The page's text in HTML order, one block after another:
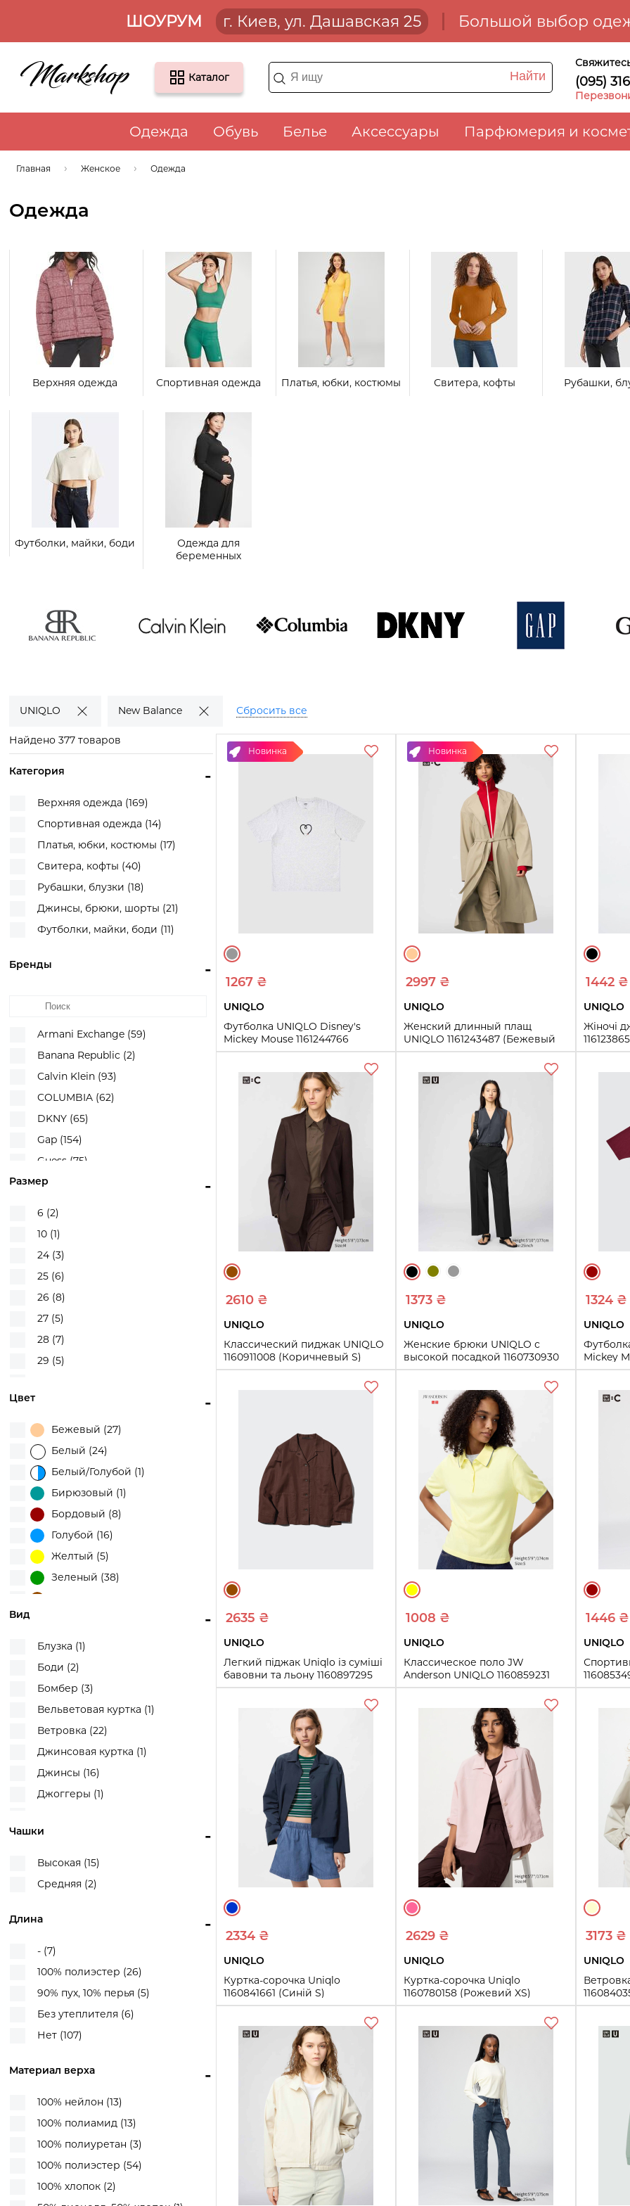
ШОУРУМ г. Киев, ул. Дашавская 25 Большой выбор
Каталог Найти (095)
Одежда Обувь Белье Аксессуары Парфюмерия и
Главная Женское Одежда
Одежда
Верхняя одежда Спортивная одежда Платья, юбки, костюмы Свитера, кофты Рубашки,
Футболки, майки, боди
Одежда для
беременных
UNIQLO New Balance Сбросить все
Найдено 377 товаров
-
Категория
Верхняя одежда (169)
Спортивная одежда (14)
Платья, юбки, костюмы (17)
Свитера, кофты (40)
Рубашки, блузки (18)
Джинсы, брюки, шорты (21)
Футболки, майки, боди (11)
-
Бренды
Armani Exchange (59)
Banana Republic (2)
Calvin Klein (93)
COLUMBIA (62)
DKNY (65)
Gap (154)
Guess (75)
Hugo Boss (1)
Zara (2)
-
Размер
6 (2)
10 (1)
24 (3)
25 (6)
26 (8)
27 (5)
28 (7)
29 (5)
XXS (1)
XS (63)
S (110)
M (123)
L (124)
XL (108)
XXL (72)
3XL (17)
W25 L31 (1)
W29 L28 (1)
W30 L30 (1)
-
Цвет
Бежевый (27)
Белый (24)
Белый/Голубой (1)
Бирюзовый (1)
Бордовый (8)
Голубой (16)
Желтый (5)
Зеленый (38)
Коричневый/Синий (1)
Красный (7)
Молочный (31)
Оранжевый (5)
Серый (39)
Синий (50)
Фиолетовый (5)
Черный (53)
-
Вид
Блузка (1)
Боди (2)
Бомбер (3)
Вельветовая куртка (1)
Ветровка (22)
Джинсовая куртка (1)
Джинсы (16)
Джоггеры (1)
Жилетка (21)
Кардиган (11)
Кожаная куртка (3)
Костюм (1)
Пальто (11)
-
Чашки
Высокая (15)
Средняя (2)
-
Длина
- (7)
100% полиэстер (26)
90% пух, 10% перья (5)
Без утеплителя (6)
Нет (107)
-
Материал верха
100% нейлон (13)
100% полиамид (13)
100% полиуретан (3)
100% полиэстер (54)
100% хлопок (2)
Новинка
1267 ₴
UNIQLO
Футболка UNIQLO Disney's
Mickey Mouse 1161244766
(Серый XL)
XL
Купить
Новинка
2997 ₴
UNIQLO
Женский длинный плащ
UNIQLO 1161243487 (Бежевый
M)
Купить
1442 ₴
UNIQLO
Жіночі
2610 ₴
UNIQLO
Классический пиджак UNIQLO
1160911008 (Коричневый S)
1373 ₴
UNIQLO
Женские брюки UNIQLO с
высокой посадкой 1160730930
(Черный 6)
Купить
1324 ₴
UNIQLO
Mickey
XL
2635 ₴
UNIQLO
Легкий піджак Uniqlo із суміші
бавовни та льону 1160897295
(Коричневий S)
Купить
1008 ₴
UNIQLO
Классическое поло JW
Anderson UNIQLO 1160859231
(Желтый XS)
Купить
1446 ₴
UNIQLO
2334 ₴
UNIQLO
Куртка-сорочка Uniqlo
1160841661 (Синій S)
Купить
2629 ₴
UNIQLO
Куртка-сорочка Uniqlo
1160780158 (Рожевий XS)
Купить
3173 ₴
UNIQLO